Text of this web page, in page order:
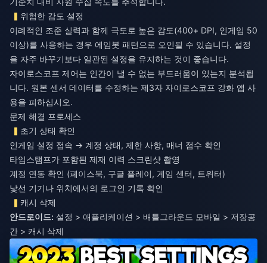
위험한 감도 설정
이례적인 조준 실력과 함께 극도로 높은 감도(400+ DPI, 인게임 50
이상)를 사용하는 경우 에임봇 패턴으로 오인될 수 있습니다. 설정
을 자주 바꾸기보다 일관된 설정을 유지하는 것이 좋습니다.
자이로스코프 제어는 인간이 낼 수 없는 부드러움이 있는지 분석됩
니다. 원본 센서 데이터를 수정하는 제3자 자이로스코프 강화 앱 사
용을 피하십시오.
문제 해결 프로세스
초기 상태 확인
인게임 설정 접속 → 계정 상태, 제한 사항, 매너 점수 확인
타임스탬프가 포함된 제재 이력 스크린샷 촬영
계정 연동 확인 (페이스북, 구글 플레이, 게임 센터, 트위터)
낯선 기기나 위치에서의 로그인 기록 확인
캐시 삭제
안드로이드: 설정 > 애플리케이션 > 배틀그라운드 모바일 > 저장공
간 > 캐시 삭제